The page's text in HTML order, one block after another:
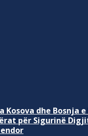
Kosova dhe Bosnja
për Sigurinë